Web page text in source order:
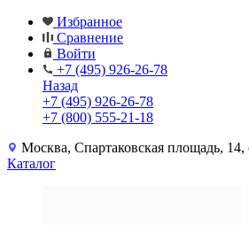
Избранное
Сравнение
Войти
+7 (495) 926-26-78
Назад
+7 (495) 926-26-78
+7 (800) 555-21-18
Москва, Спартаковская площадь, 14,
Каталог